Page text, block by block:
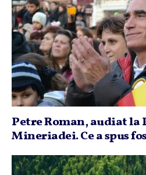
Petre Roman, audiat la
Mineriadei. Ce a spus